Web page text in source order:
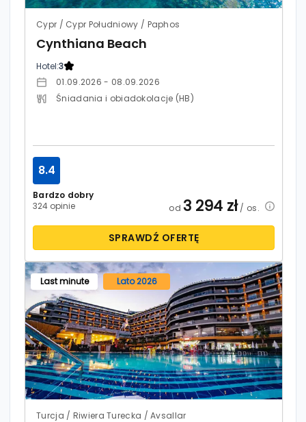
Cypr / Cypr Południowy / Paphos
Cynthiana Beach
Hotel:3
01.09.2026 - 08.09.2026
Śniadania i obiadokolacje (HB)
Bardzo dobry
324 opinie
8.4
od 3 294 zł/ os.
SPRAWDŹ OFERTĘ
Last minute Lato 2026
Turcja / Riwiera Turecka / Avsallar